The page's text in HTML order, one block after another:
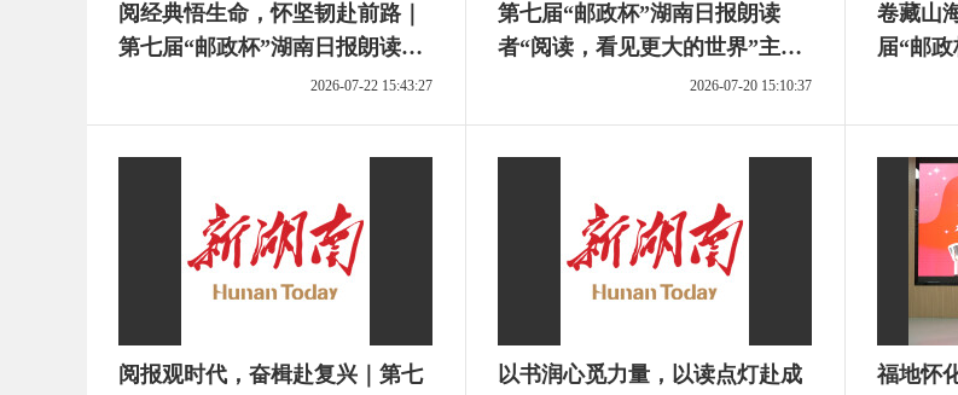
阅经典悟生命，怀坚韧赴前路｜
第七届“邮政杯”湖南日报朗读
者“阅读，看见更大的世界”主题
2026-07-22 15:43:27
第七届“邮政杯”湖南日报朗读
者“阅读，看见更大的世界”主题
活动优秀作品名单公告2026-07-20 15:10:37
卷藏山
届“邮
读，看
阅报观时代，奋楫赴复兴｜第七
以书润心觅力量，以读点灯赴成
福地怀